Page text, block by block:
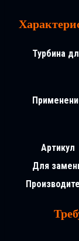
Турбина
Артикул
Для